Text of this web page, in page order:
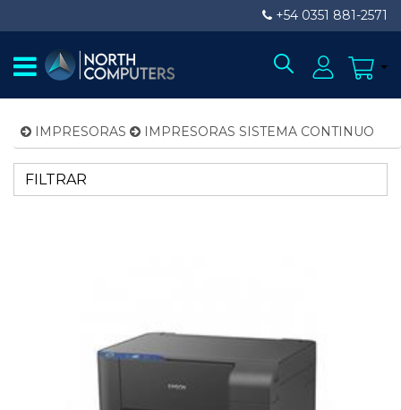
+54 0351 881-2571
IMPRESORAS IMPRESORAS SISTEMA CONTINUO
FILTRAR